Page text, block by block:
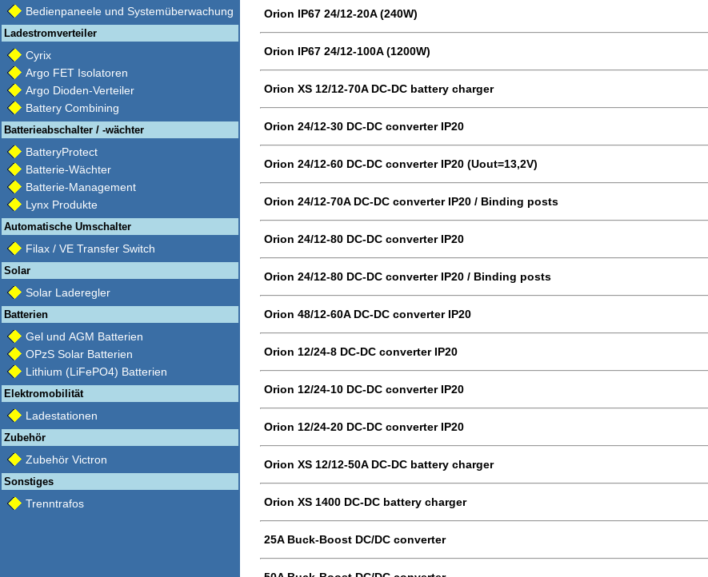
Bedienpaneele und Systemüberwachung
Ladestromverteiler
Cyrix
Argo FET Isolatoren
Argo Dioden-Verteiler
Battery Combining
Batterieabschalter / -wächter
BatteryProtect
Batterie-Wächter
Batterie-Management
Lynx Produkte
Automatische Umschalter
Filax / VE Transfer Switch
Solar
Solar Laderegler
Batterien
Gel und AGM Batterien
OPzS Solar Batterien
Lithium (LiFePO4) Batterien
Elektromobilität
Ladestationen
Zubehör
Zubehör Victron
Sonstiges
Trenntrafos
Orion IP67 24/12-20A (240W)
Orion IP67 24/12-100A (1200W)
Orion XS 12/12-70A DC-DC battery charger
Orion 24/12-30 DC-DC converter IP20
Orion 24/12-60 DC-DC converter IP20 (Uout=13,2V)
Orion 24/12-70A DC-DC converter IP20 / Binding posts
Orion 24/12-80 DC-DC converter IP20
Orion 24/12-80 DC-DC converter IP20 / Binding posts
Orion 48/12-60A DC-DC converter IP20
Orion 12/24-8 DC-DC converter IP20
Orion 12/24-10 DC-DC converter IP20
Orion 12/24-20 DC-DC converter IP20
Orion XS 12/12-50A DC-DC battery charger
Orion XS 1400 DC-DC battery charger
25A Buck-Boost DC/DC converter